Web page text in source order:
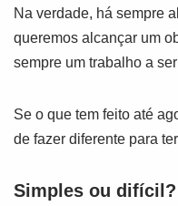
Na verdade, há sempre
queremos alcançar um
sempre um trabalho a
Se o que tem feito até
de fazer diferente para ter
Simples ou difícil?